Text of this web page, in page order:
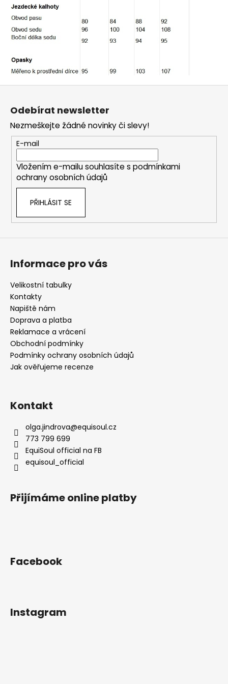
u
j
e
e
Z
Odebírat newsletter
Nezmeškejte žádné novinky či slevy!
E-mail
Vložením e-mailu souhlasíte s podmínkami
ochrany osobních údajů
PŘIHLÁSIT SE
Informace pro vás
Velikostní tabulky
Kontakty
Napiště nám
Doprava a platba
Reklamace a vrácení
Obchodní podmínky
Podmínky ochrany osobních údajů
Jak ověřujeme recenze
Kontakt
olga.jindrova@equisoul.cz
773 799 699
EquiSoul official na FB
equisoul_official
Přijímáme online platby
Facebook
Instagram